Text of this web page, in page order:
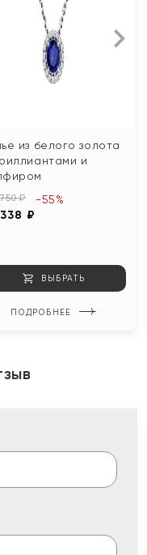
из белого золота
и
₽
₽
-55%
ВЫБРАТЬ
ПОДРОБНЕЕ